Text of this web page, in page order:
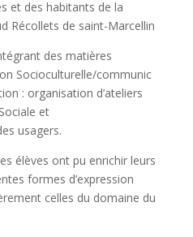
et des habitants de la
Récollets de saint-Marcellin
des matières
Socioculturelle/communic
: organisation d’ateliers
Sociale et
usagers.
élèves ont pu enrichir leurs
formes d’expression
celles du domaine du